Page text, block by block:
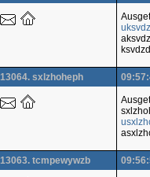
13064. sxlzhoheph
13063. tcmpewywzb